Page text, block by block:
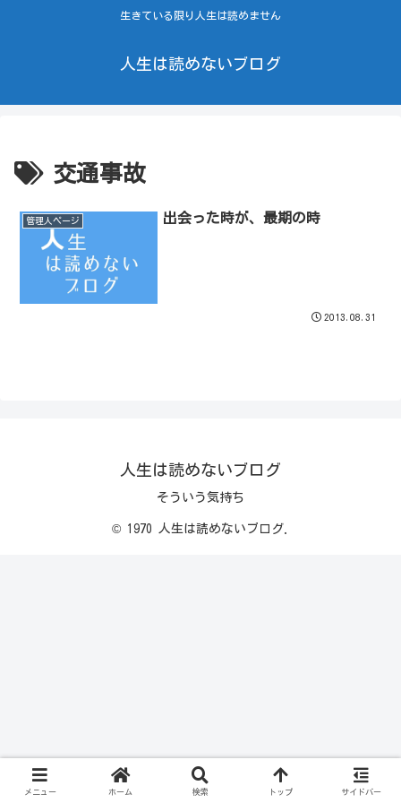
生きている限り人生は読めません
人生は読めないブログ
交通事故
管理人ページ 出会った時が、最期の時
2013.08.31
人生は読めないブログ
そういう気持ち
© 1970 人生は読めないブログ.
メニュー ホーム 検索 トップ サイドバー